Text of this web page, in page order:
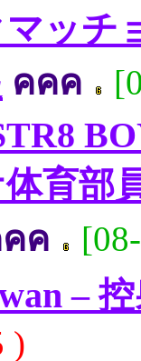
ッチ
คคค
育部
ค
–
)